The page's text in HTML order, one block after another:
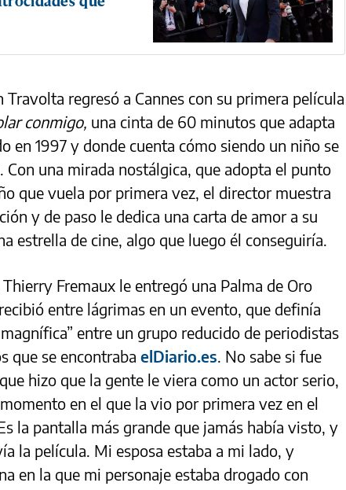
Travolta regresó a Cannes con su primera película
conmigo, una cinta de 60 minutos que adapta
en 1997 y donde cuenta cómo siendo un niño se
Con una mirada nostálgica, que adopta el punto
que vuela por primera vez, el director muestra
y de paso le dedica una carta de amor a su
estrella de cine, algo que luego él conseguiría.
Fremaux le entregó una Palma de Oro
entre lágrimas en un evento, que definía
entre un grupo reducido de periodistas
que se encontraba elDiario.es. No sabe si fue
hizo que la gente le viera como un actor serio,
en el que la vio por primera vez en el
la pantalla más grande que jamás había visto, y
la película. Mi esposa estaba a mi lado, y
en la que mi personaje estaba drogado con